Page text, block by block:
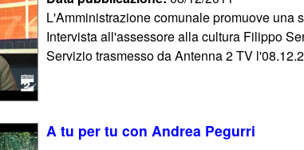
L'Amministrazione comunale promuove una
Intervista all'assessore alla cultura Filippo
Servizio trasmesso da Antenna 2 TV
A tu per tu con Andrea Pegurri